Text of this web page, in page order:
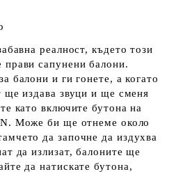
реалност, където този
сапунени балони.
балони и ги гонете, а когато
ще издава звуци и ще сменя
като включите бутона на
Може би ще отнеме около
да започне да издухва
да излизат, балоните ще
да натискате бутона,